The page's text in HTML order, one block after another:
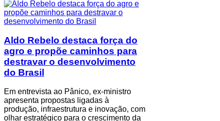
Aldo Rebelo destaca força do
agro e propõe caminhos para
destravar o desenvolvimento
do Brasil
Em entrevista ao Pânico, ex-ministro
apresenta propostas ligadas à
produção, infraestrutura e inovação, com
olhar estratégico para o crescimento da